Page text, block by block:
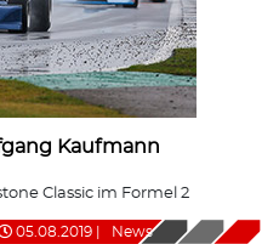
Kaufmann
Classic im Formel 2
05.08.2019 News